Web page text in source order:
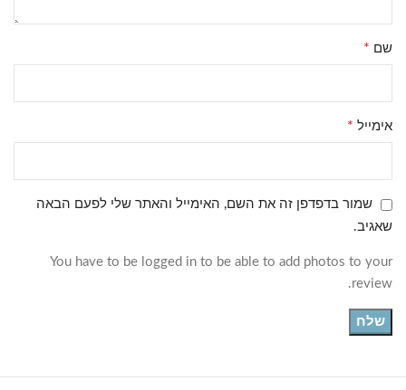
תמורה גבוהה למחיר.
שם *
אימייל *
שמור בדפדפן זה את השם, האימייל והאתר שלי לפעם הבאה
שאגיב.
You have to be logged in to be able to add photos to your
review.